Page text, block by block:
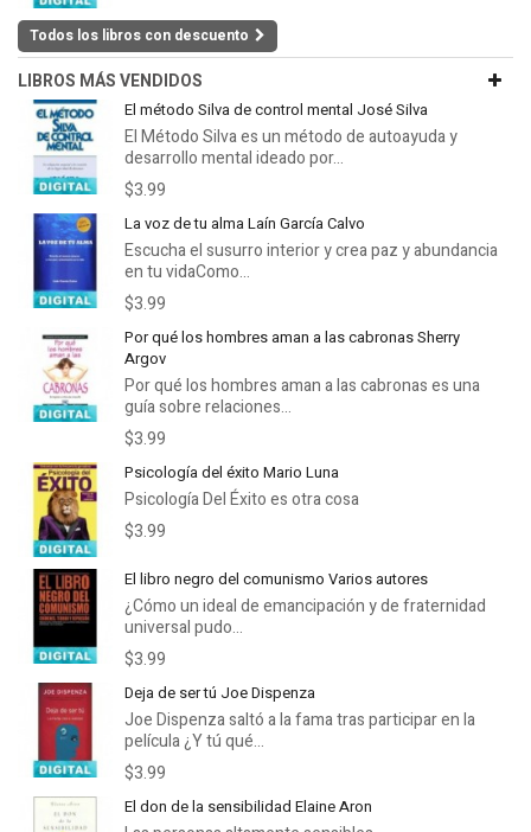
Todos los libros con descuento
LIBROS MÁS VENDIDOS
El método Silva de control mental José Silva
El Método Silva es un método de autoayuda y
desarrollo mental ideado por...
$3.99
La voz de tu alma Laín García Calvo
Escucha el susurro interior y crea paz y abundancia
en tu vidaComo...
$3.99
Por qué los hombres aman a las cabronas Sherry
Argov
Por qué los hombres aman a las cabronas es una
guía sobre relaciones...
$3.99
Psicología del éxito Mario Luna
Psicología Del Éxito es otra cosa
$3.99
El libro negro del comunismo Varios autores
¿Cómo un ideal de emancipación y de fraternidad
universal pudo...
$3.99
Deja de ser tú Joe Dispenza
Joe Dispenza saltó a la fama tras participar en la
película ¿Y tú qué...
$3.99
El don de la sensibilidad Elaine Aron